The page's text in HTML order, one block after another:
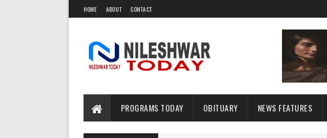
HOME ABOUT CONTACT
PROGRAMS TODAY OBITUARY NEWS FEATURES